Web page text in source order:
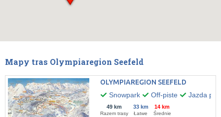
Mapy tras Olympiaregion Seefeld
OLYMPIAREGION SEEFELD
Snowpark
Off-piste Jazda po
49 km
Razem trasy
33 km
Łatwe
14 km
Średnie